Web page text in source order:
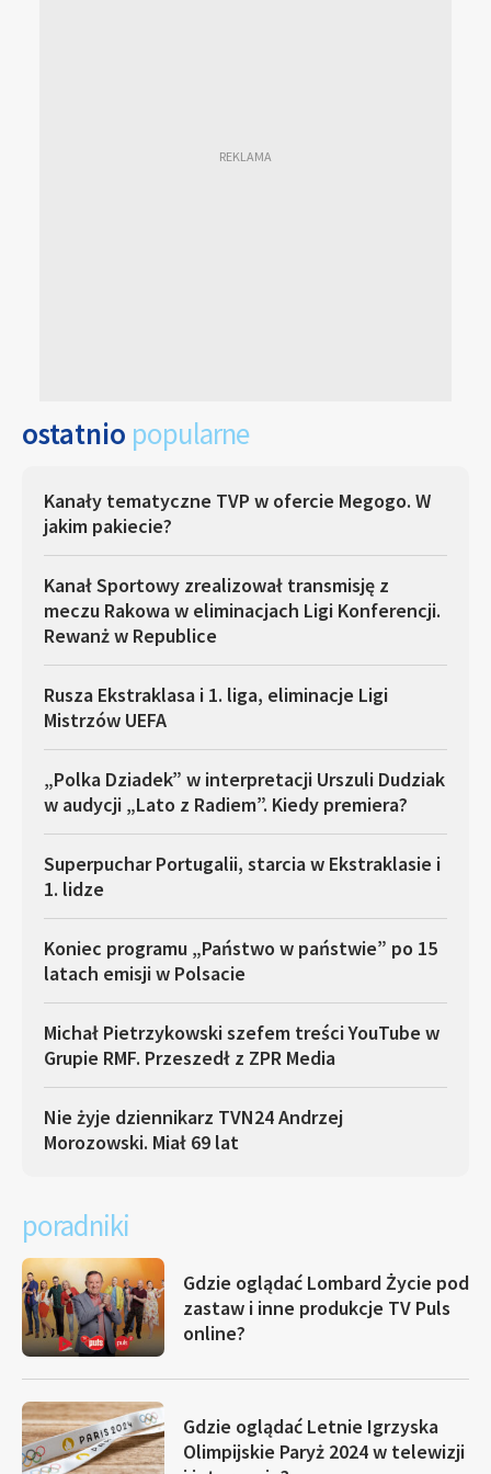
ostatnio popularne
Kanały tematyczne TVP w ofercie Megogo. W
jakim pakiecie?
Kanał Sportowy zrealizował transmisję z
meczu Rakowa w eliminacjach Ligi Konferencji.
Rewanż w Republice
Rusza Ekstraklasa i 1. liga, eliminacje Ligi
Mistrzów UEFA
„Polka Dziadek” w interpretacji Urszuli Dudziak
w audycji „Lato z Radiem”. Kiedy premiera?
Superpuchar Portugalii, starcia w Ekstraklasie i
1. lidze
Koniec programu „Państwo w państwie” po 15
latach emisji w Polsacie
Michał Pietrzykowski szefem treści YouTube w
Grupie RMF. Przeszedł z ZPR Media
Nie żyje dziennikarz TVN24 Andrzej
Morozowski. Miał 69 lat
poradniki
Gdzie oglądać Lombard Życie pod
zastaw i inne produkcje TV Puls
online?
Gdzie oglądać Letnie Igrzyska
Olimpijskie Paryż 2024 w telewizji